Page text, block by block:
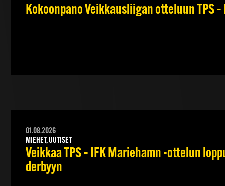
Kokoonpano Veikkausliigan otteluun TPS
01.08.2026
MIEHET, UUTISET
Veikkaa TPS – IFK Mariehamn -ottelun
derbyyn